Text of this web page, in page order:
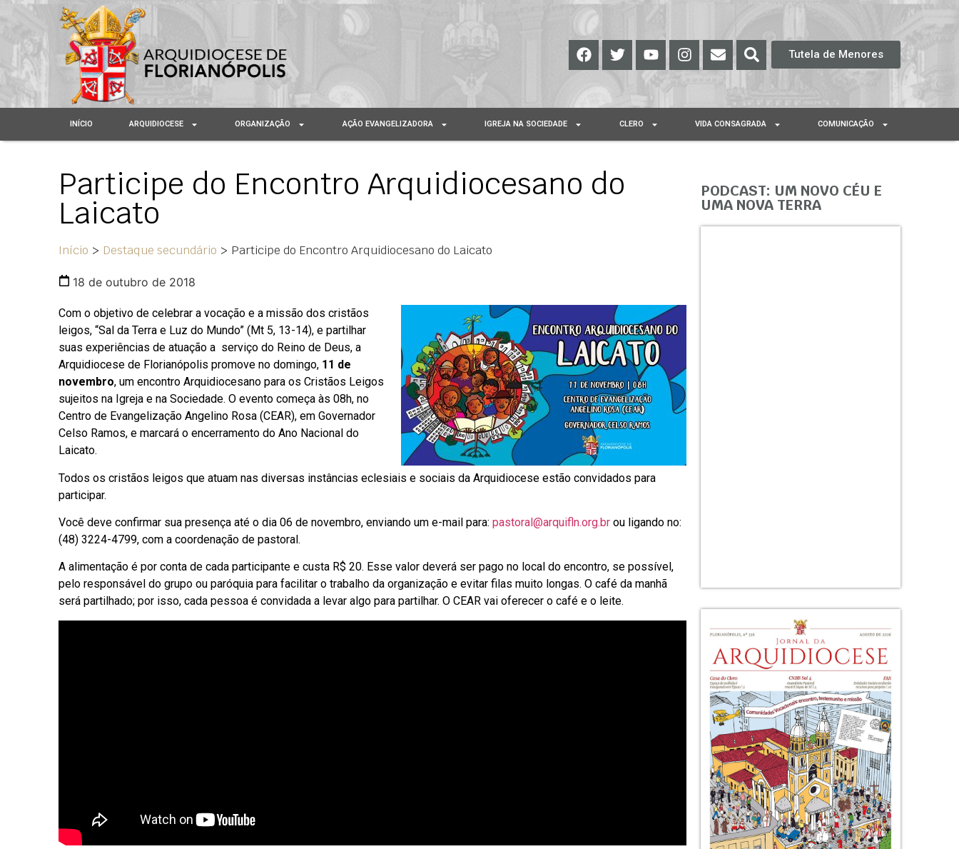
Tutela de Menores
INÍCIO ARQUIDIOCESE ORGANIZAÇÃO AÇÃO EVANGELIZADORA IGREJA NA SOCIEDADE CLERO VIDA CONSAGRADA COMUNICAÇÃO
Participe do Encontro Arquidiocesano do
Laicato
Início > Destaque secundário > Participe do Encontro Arquidiocesano do Laicato
18 de outubro de 2018
Com o objetivo de celebrar a vocação e a missão dos cristãos
leigos, “Sal da Terra e Luz do Mundo” (Mt 5, 13-14), e partilhar
suas experiências de atuação a serviço do Reino de Deus, a
Arquidiocese de Florianópolis promove no domingo, 11 de
novembro, um encontro Arquidiocesano para os Cristãos Leigos
sujeitos na Igreja e na Sociedade. O evento começa às 08h, no
Centro de Evangelização Angelino Rosa (CEAR), em Governador
Celso Ramos, e marcará o encerramento do Ano Nacional do
Laicato.
Todos os cristãos leigos que atuam nas diversas instâncias eclesiais e sociais da Arquidiocese estão convidados para
participar.
Você deve confirmar sua presença até o dia 06 de novembro, enviando um e-mail para: pastoral@arquifln.org.br ou ligando no:
(48) 3224-4799, com a coordenação de pastoral.
A alimentação é por conta de cada participante e custa R$ 20. Esse valor deverá ser pago no local do encontro, se possível,
pelo responsável do grupo ou paróquia para facilitar o trabalho da organização e evitar filas muito longas. O café da manhã
será partilhado; por isso, cada pessoa é convidada a levar algo para partilhar. O CEAR vai oferecer o café e o leite.
PODCAST: UM NOVO CÉU E
UMA NOVA TERRA